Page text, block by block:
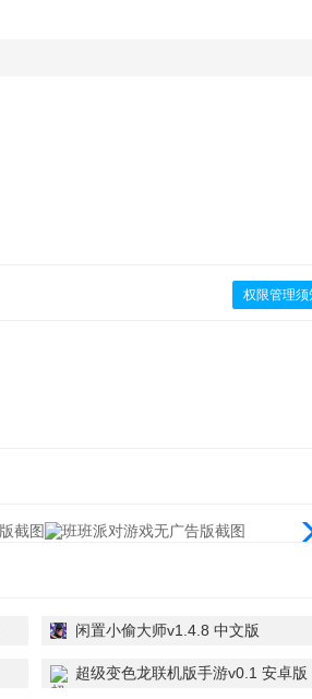
权限管理须
闲置小偷大师v1.4.8 中文版
超级变色龙联机版手游v0.1 安卓版